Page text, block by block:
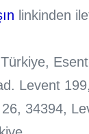
linkinden
Levent
34394,